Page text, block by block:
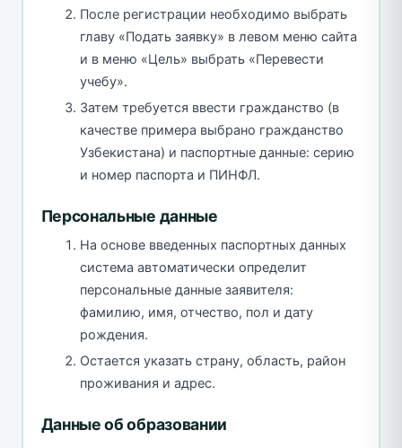
После регистрации необходимо выбрать
главу «Подать заявку» в левом меню сайта
и в меню «Цель» выбрать «Перевести
учебу».
Затем требуется ввести гражданство (в
качестве примера выбрано гражданство
Узбекистана) и паспортные данные: серию
и номер паспорта и ПИНФЛ.
Персональные данные
На основе введенных паспортных данных
система автоматически определит
персональные данные заявителя:
фамилию, имя, отчество, пол и дату
рождения.
Остается указать страну, область, район
проживания и адрес.
Данные об образовании